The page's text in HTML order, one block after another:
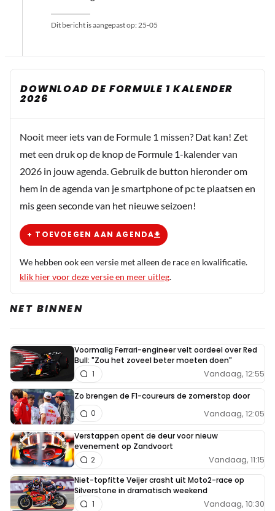
Dit bericht is aangepast op: 25-05
DOWNLOAD DE FORMULE 1 KALENDER
2026
Nooit meer iets van de Formule 1 missen? Dat kan! Zet
met een druk op de knop de Formule 1-kalender van
2026 in jouw agenda. Gebruik de button hieronder om
hem in de agenda van je smartphone of pc te plaatsen en
mis geen seconde van het nieuwe seizoen!
+ TOEVOEGEN AAN AGENDA
We hebben ook een versie met alleen de race en kwalificatie.
klik hier voor deze versie en meer uitleg.
NET BINNEN
Voormalig Ferrari-engineer velt oordeel over Red
Bull: "Zou het zoveel beter moeten doen"
Vandaag, 12:55
1
Zo brengen de F1-coureurs de zomerstop door
Vandaag, 12:05
0
Verstappen opent de deur voor nieuw
evenement op Zandvoort
Vandaag, 11:15
2
Niet-topfitte Veijer crasht uit Moto2-race op
Silverstone in dramatisch weekend
Vandaag, 10:30
1